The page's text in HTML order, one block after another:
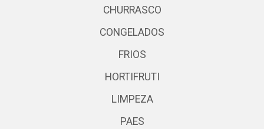
CHURRASCO
CONGELADOS
FRIOS
HORTIFRUTI
LIMPEZA
PAES